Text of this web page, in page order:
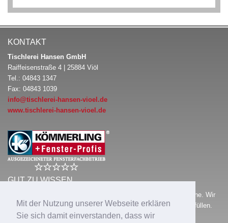
Mit der Nutzung unserer Webseite erklären
Sie sich damit einverstanden, dass wir
KONTAKT
Tischlerei Hansen GmbH
Raiffeisenstraße 4 | 25884 Viöl
Tel.: 04843 1347
Fax: 04843 1039
info@tischlerei-hansen-vioel.de
www.tischlerei-hansen-vioel.de
GUT ZU WISSEN …
ist Ihr Fensterfachbetrieb in Ihrer Nähe. Wir
bieten Ihnen intelligente Lösungen, die Ihre hohen Ansprüche erfüllen.